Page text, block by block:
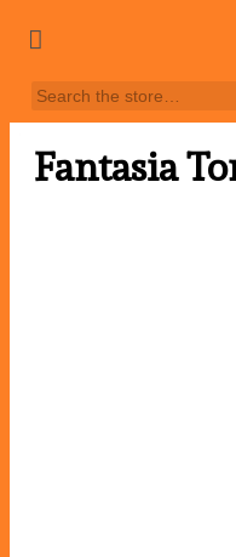
Fantasia